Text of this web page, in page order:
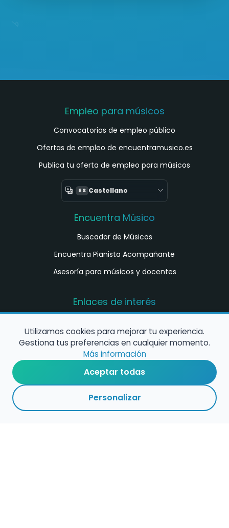
Empleo para músicos
Convocatorias de empleo público
Ofertas de empleo de encuentramusico.es
Publica tu oferta de empleo para músicos
ES Castellano
Encuentra Músico
Buscador de Músicos
Encuentra Pianista Acompañante
Asesoría para músicos y docentes
Enlaces de interés
música en España
Configura alertas de empleo
Contacta con nosotros
Utilizamos cookies para mejorar tu experiencia.
Gestiona tus preferencias en cualquier momento.
Más información
Aceptar todas
Personalizar